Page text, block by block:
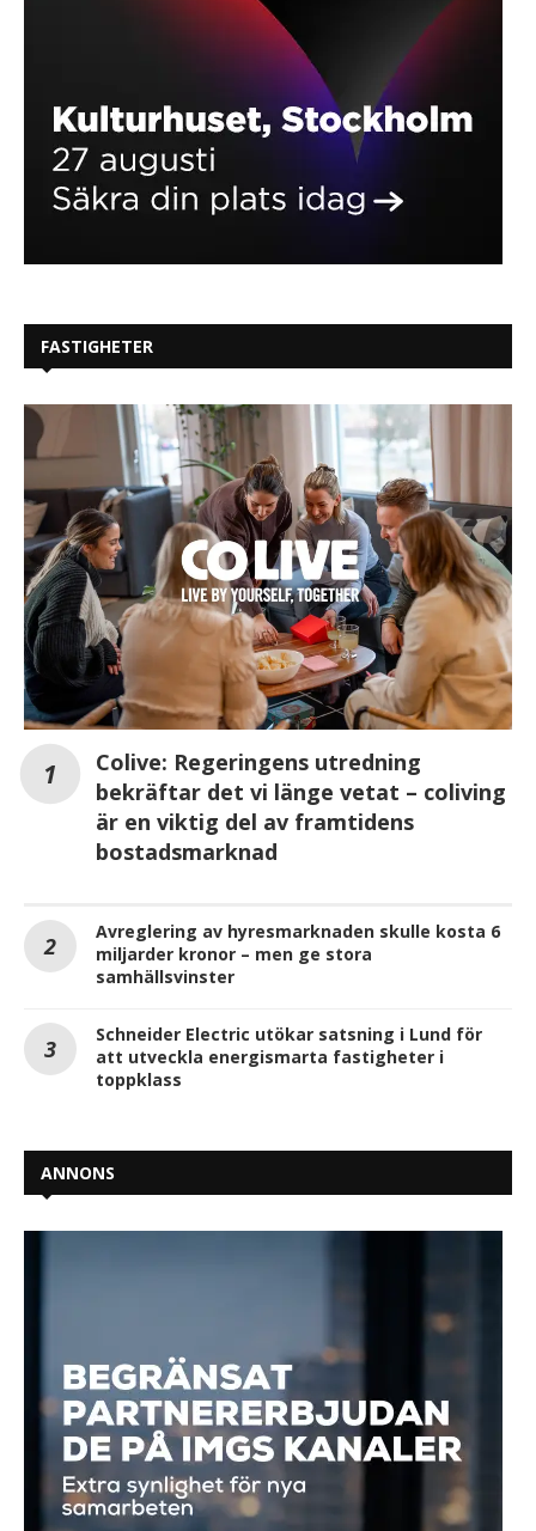
FASTIGHETER
Colive: Regeringens utredning
bekräftar det vi länge vetat – coliving
är en viktig del av framtidens
bostadsmarknad
Avreglering av hyresmarknaden skulle kosta 6
miljarder kronor – men ge stora
samhällsvinster
Schneider Electric utökar satsning i Lund för
att utveckla energismarta fastigheter i
toppklass
ANNONS